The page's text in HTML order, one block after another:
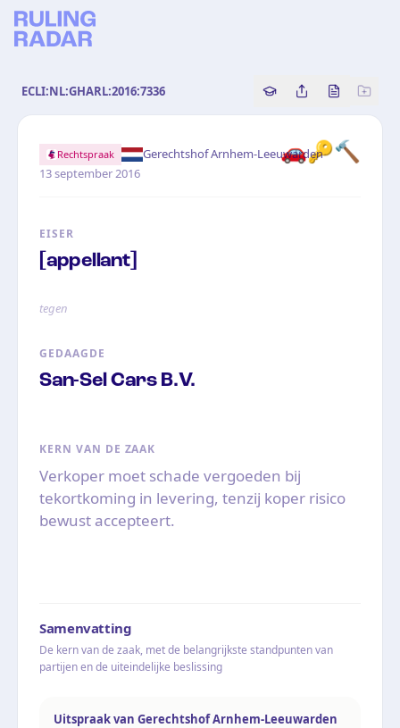
ECLI:NL:GHARL:2016:7336 Copy source
Share this
Bekijk
🚗🔑🔨
Rechtspraak Gerechtshof Arnhem-Leeuwarden·
13 september 2016
EISER
[appellant]
tegen
GEDAAGDE
San-Sel Cars B.V.
KERN VAN DE ZAAK
Verkoper moet schade vergoeden bij
tekortkoming in levering, tenzij koper risico
bewust accepteert.
Samenvatting
De kern van de zaak, met de belangrijkste standpunten van
partijen en de uiteindelijke beslissing
Uitspraak van Gerechtshof Arnhem-Leeuwarden